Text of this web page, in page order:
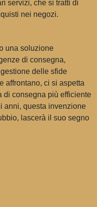
servizi, che si tratti di
nei negozi.
una soluzione
di consegna,
delle sfide
affrontano, ci si aspetta
di consegna più efficiente
anni, questa invenzione
lascerà il suo segno